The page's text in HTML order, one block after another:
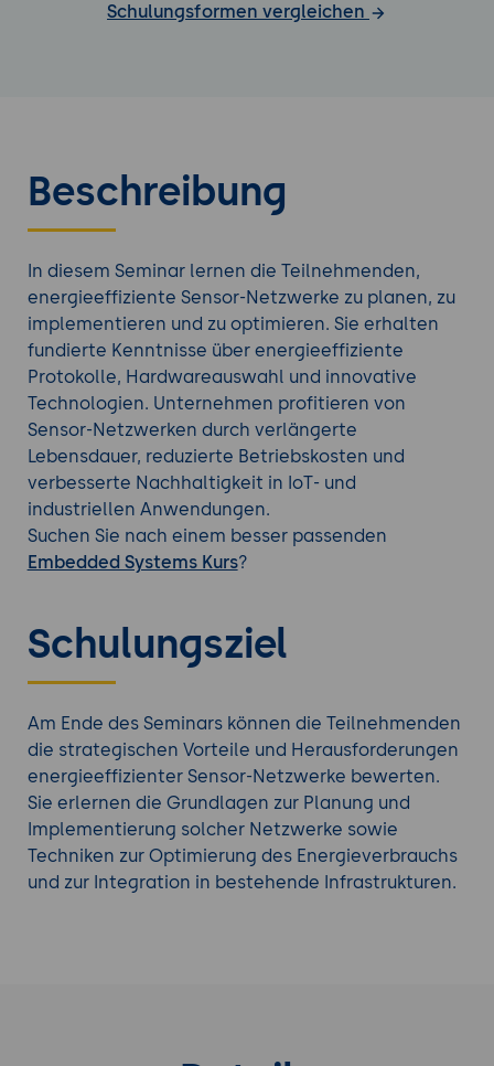
Schulungsformen vergleichen
Beschreibung
In diesem Seminar lernen die Teilnehmenden,
energieeffiziente Sensor-Netzwerke zu planen, zu
implementieren und zu optimieren. Sie erhalten
fundierte Kenntnisse über energieeffiziente
Protokolle, Hardwareauswahl und innovative
Technologien. Unternehmen profitieren von
Sensor-Netzwerken durch verlängerte
Lebensdauer, reduzierte Betriebskosten und
verbesserte Nachhaltigkeit in IoT- und
industriellen Anwendungen.
Suchen Sie nach einem besser passenden
Embedded Systems Kurs?
Schulungsziel
Am Ende des Seminars können die Teilnehmenden
die strategischen Vorteile und Herausforderungen
energieeffizienter Sensor-Netzwerke bewerten.
Sie erlernen die Grundlagen zur Planung und
Implementierung solcher Netzwerke sowie
Techniken zur Optimierung des Energieverbrauchs
und zur Integration in bestehende Infrastrukturen.